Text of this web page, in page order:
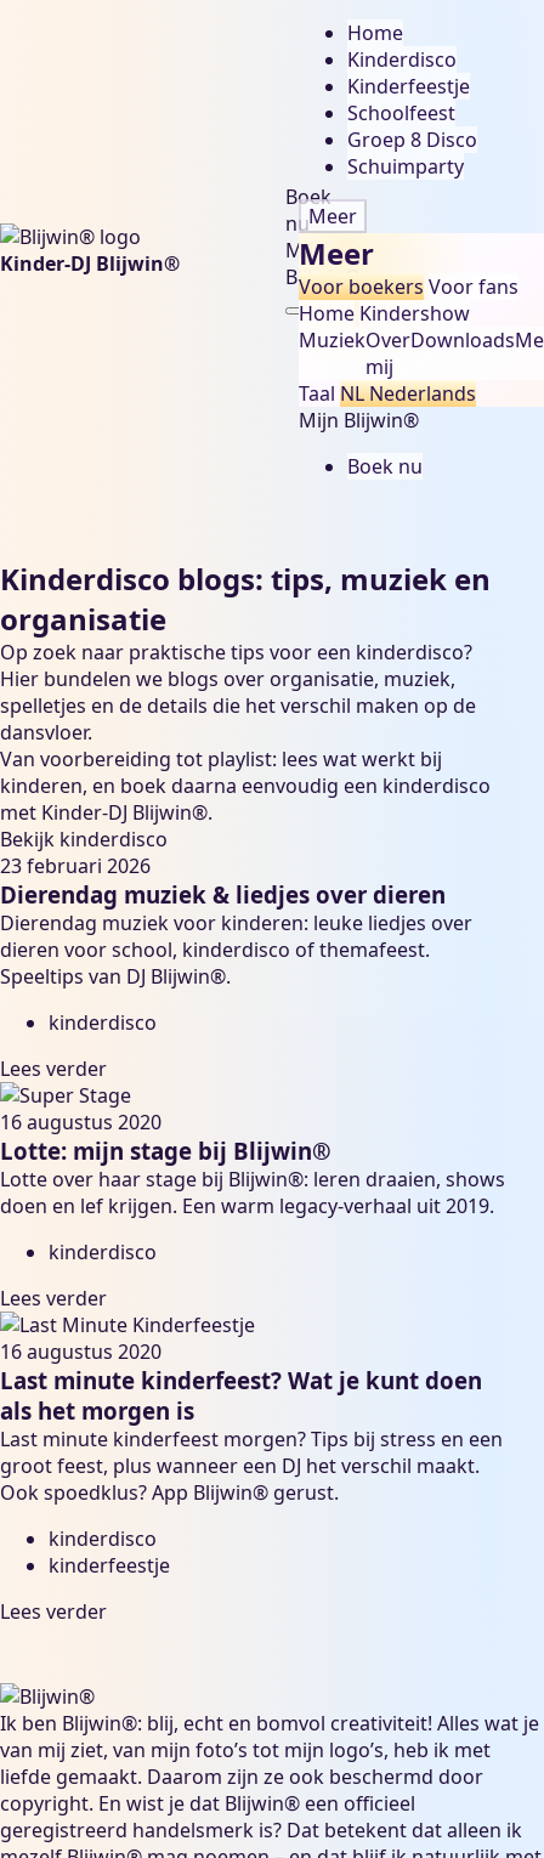
Kinder-DJ Blijwin®
Boek
nu
Mijn
Blijwin®
Home
Kinderdisco
Kinderfeestje
Schoolfeest
Groep 8 Disco
Schuimparty
Meer
Meer
Voor boekersVoor fans
Home Kindershow
MuziekOver
mij
Downloads
Taal NLNederlands
Mijn Blijwin®
Boek nu
Kinderdisco blogs: tips, muziek en
organisatie
Op zoek naar praktische tips voor een kinderdisco?
Hier bundelen we blogs over organisatie, muziek,
spelletjes en de details die het verschil maken op de
dansvloer.
Van voorbereiding tot playlist: lees wat werkt bij
kinderen, en boek daarna eenvoudig een kinderdisco
met Kinder-DJ Blijwin®.
Bekijk kinderdisco
23 februari 2026
Dierendag muziek & liedjes over dieren
Dierendag muziek voor kinderen: leuke liedjes over
dieren voor school, kinderdisco of themafeest.
Speeltips van DJ Blijwin®.
kinderdisco
Lees verder
16 augustus 2020
Lotte: mijn stage bij Blijwin®
Lotte over haar stage bij Blijwin®: leren draaien, shows
doen en lef krijgen. Een warm legacy-verhaal uit 2019.
kinderdisco
Lees verder
16 augustus 2020
Last minute kinderfeest? Wat je kunt doen
als het morgen is
Last minute kinderfeest morgen? Tips bij stress en een
groot feest, plus wanneer een DJ het verschil maakt.
Ook spoedklus? App Blijwin® gerust.
kinderdisco
kinderfeestje
Lees verder
Ik ben Blijwin®: blij, echt en bomvol creativiteit! Alles wat je
van mij ziet, van mijn foto’s tot mijn logo’s, heb ik met
liefde gemaakt. Daarom zijn ze ook beschermd door
copyright. En wist je dat Blijwin® een officieel
geregistreerd handelsmerk is? Dat betekent dat alleen ik